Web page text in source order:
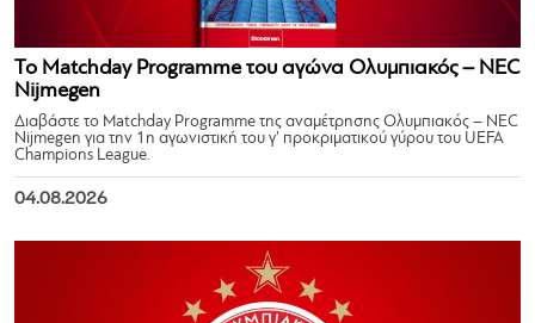
Το Matchday Programme του αγώνα Ολυμπιακός – NEC
Nijmegen
Διαβάστε το Matchday Programme της αναμέτρησης Ολυμπιακός – NEC
Nijmegen για την 1η αγωνιστική του γ’ προκριματικού γύρου του UEFA
Champions League.
04.08.2026